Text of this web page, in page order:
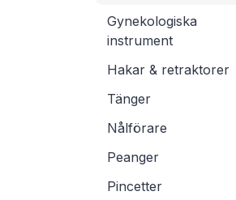
Gynekologiska
instrument
Hakar & retraktorer
Tänger
Nålförare
Peanger
Pincetter